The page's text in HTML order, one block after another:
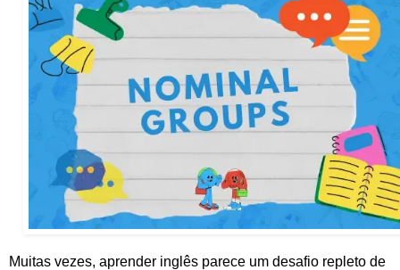
Muitas vezes, aprender inglês parece um desafio repleto de